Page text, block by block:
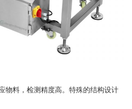
物料，检测精度高。特殊的结构设计